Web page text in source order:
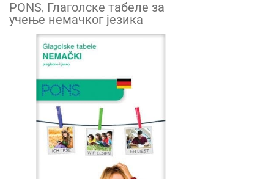
PONS, Глаголске табеле за
учење немачког језика